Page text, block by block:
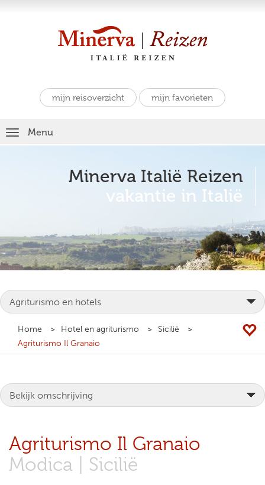
mijn reisoverzicht mijn favorieten
Toggle
navigation
Menu
Minerva Italië Reizen
vakantie in Italië
Home Hotel en agriturismo
Sicilië
Agriturismo Il Granaio
Agriturismo Il Granaio
Modica | Sicilië